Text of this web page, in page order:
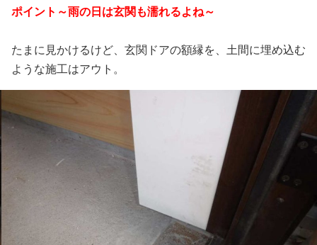
ポイント～雨の日は玄関も濡れるよね～
たまに見かけるけど、玄関ドアの額縁を、土間に埋め込む
ような施工はアウト。